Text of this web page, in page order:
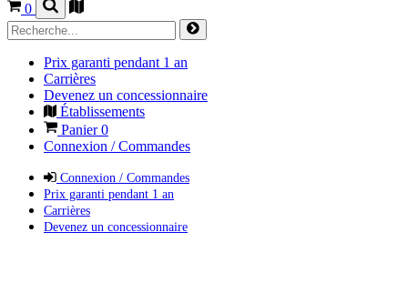
0
Prix garanti pendant 1 an
Carrières
Devenez un concessionnaire
Établissements
Panier0
Connexion / Commandes
Connexion / Commandes
Prix garanti pendant 1 an
Carrières
Devenez un concessionnaire